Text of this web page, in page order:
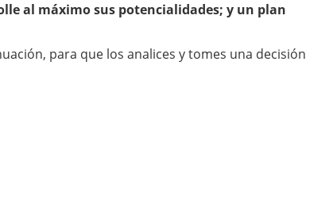
al máximo sus potencialidades; y un plan
para que los analices y tomes una decisión